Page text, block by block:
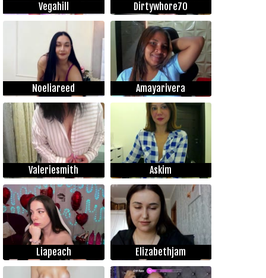
Vegahill Dirtywhore70
Noeliareed Amayarivera
Valeriesmith Askim
Liapeach Elizabethjam